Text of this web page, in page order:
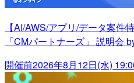
【AI/AWS/アプリ/データ案件
「CMパートナーズ」 説明会
開催前2026年8月12日(水)